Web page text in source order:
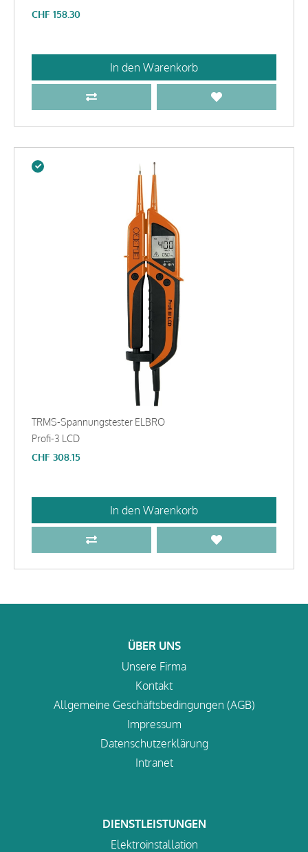
CHF 158.30
In den Warenkorb
TRMS-Spannungstester ELBRO
Profi-3 LCD
CHF 308.15
In den Warenkorb
ÜBER UNS
Unsere Firma
Kontakt
Allgemeine Geschäftsbedingungen (AGB)
Impressum
Datenschutzerklärung
Intranet
DIENSTLEISTUNGEN
Elektroinstallation